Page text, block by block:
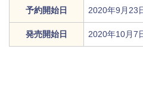
予約開始日 2020年9月23
発売開始日 2020年10月7